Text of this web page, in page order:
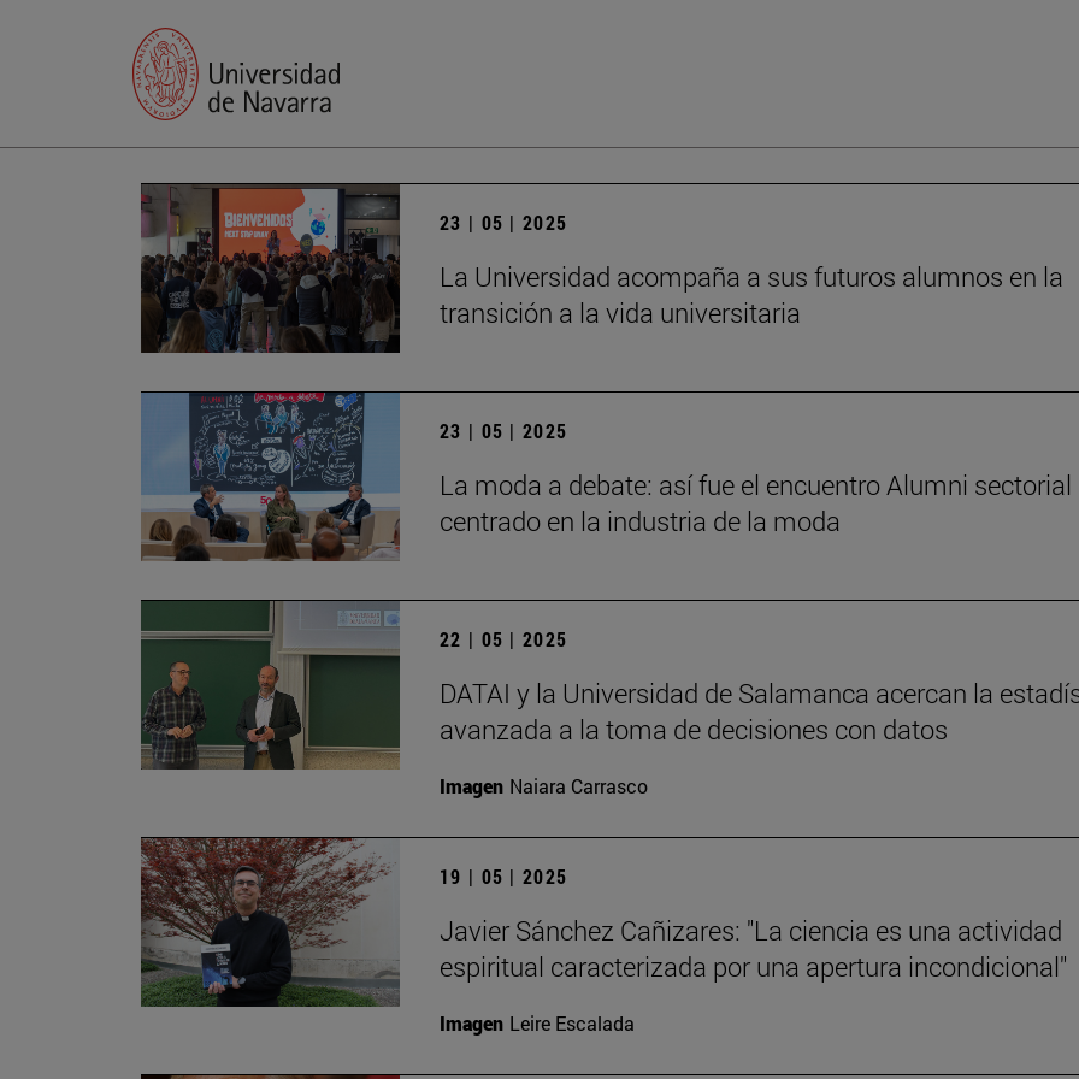
23 | 05 | 2025
La Universidad acompaña a sus futuros alumnos en la
transición a la vida universitaria
23 | 05 | 2025
La moda a debate: así fue el encuentro Alumni sectorial
centrado en la industria de la moda
22 | 05 | 2025
DATAI y la Universidad de Salamanca acercan la
avanzada a la toma de decisiones con datos
Imagen Naiara Carrasco
19 | 05 | 2025
Javier Sánchez Cañizares: "La ciencia es una actividad
espiritual caracterizada por una apertura incondicional"
Imagen Leire Escalada